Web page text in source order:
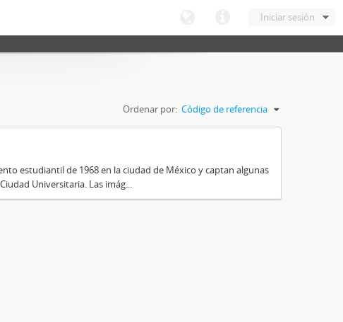
Iniciar sesión
Ordenar por: Código de referencia
estudiantil de 1968 en la ciudad de México y captan algunas
Universitaria. Las imág...